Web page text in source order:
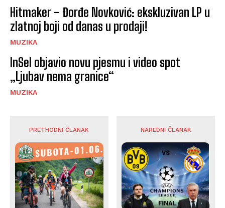
Hitmaker – Đorđe Novković: ekskluzivan LP u
zlatnoj boji od danas u prodaji!
MUZIKA
InSel objavio novu pjesmu i video spot
„Ljubav nema granice“
MUZIKA
PRETHODNI ČLANAK NAREDNI ČLANAK